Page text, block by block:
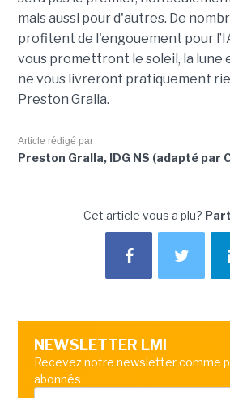
mais aussi pour d'autres. De
profitent de l'engouement pour
vous promettront le soleil, la lune
ne vous livreront pratiquement
Preston Gralla.
Article rédigé par
Preston Gralla, IDG NS (adapté par
Cet article vous a plu?
NEWSLETTER LMI
Recevez notre newsletter comme
abonnés